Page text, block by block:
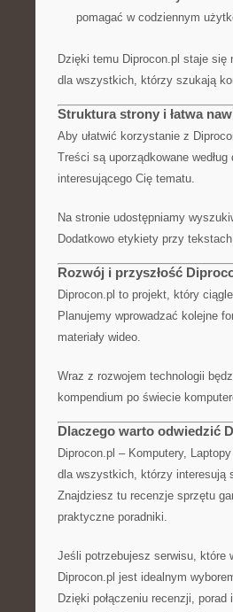
pomagać w codziennym
Dzięki temu Diprocon.pl staje
dla wszystkich, którzy szukają
Struktura strony i łatwa
Aby ułatwić korzystanie z
Treści są uporządkowane
interesującego Cię tematu.
Na stronie udostępniamy
Dodatkowo etykiety przy
Rozwój i przyszłość
Diprocon.pl to projekt, który
Planujemy wprowadzać kolejne
materiały wideo.
Wraz z rozwojem technologii
kompendium po świecie
Dlaczego warto odwiedzić
Diprocon.pl – Komputery,
dla wszystkich, którzy interesują
Znajdziesz tu recenzje sprzętu
praktyczne poradniki.
Jeśli potrzebujesz serwisu, które
Diprocon.pl jest idealnym
Dzięki połączeniu recenzji,